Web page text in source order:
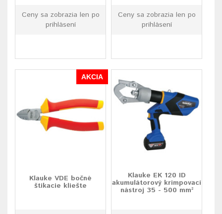
Ceny sa zobrazia len po
prihlásení
Ceny sa zobrazia len po
prihlásení
AKCIA
Klauke VDE bočné
štikacie kliešte
Klauke EK 120 ID
akumulátorový krimpovací
nástroj 35 - 500 mm²